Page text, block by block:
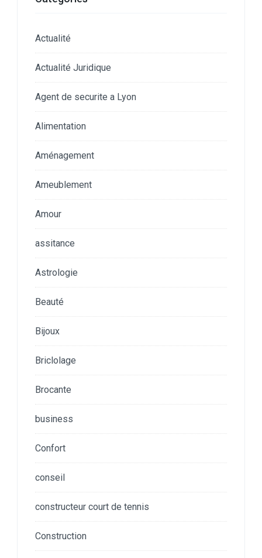
Actualité
Actualité Juridique
Agent de securite a Lyon
Alimentation
Aménagement
Ameublement
Amour
assitance
Astrologie
Beauté
Bijoux
Briclolage
Brocante
business
Confort
conseil
constructeur court de tennis
Construction